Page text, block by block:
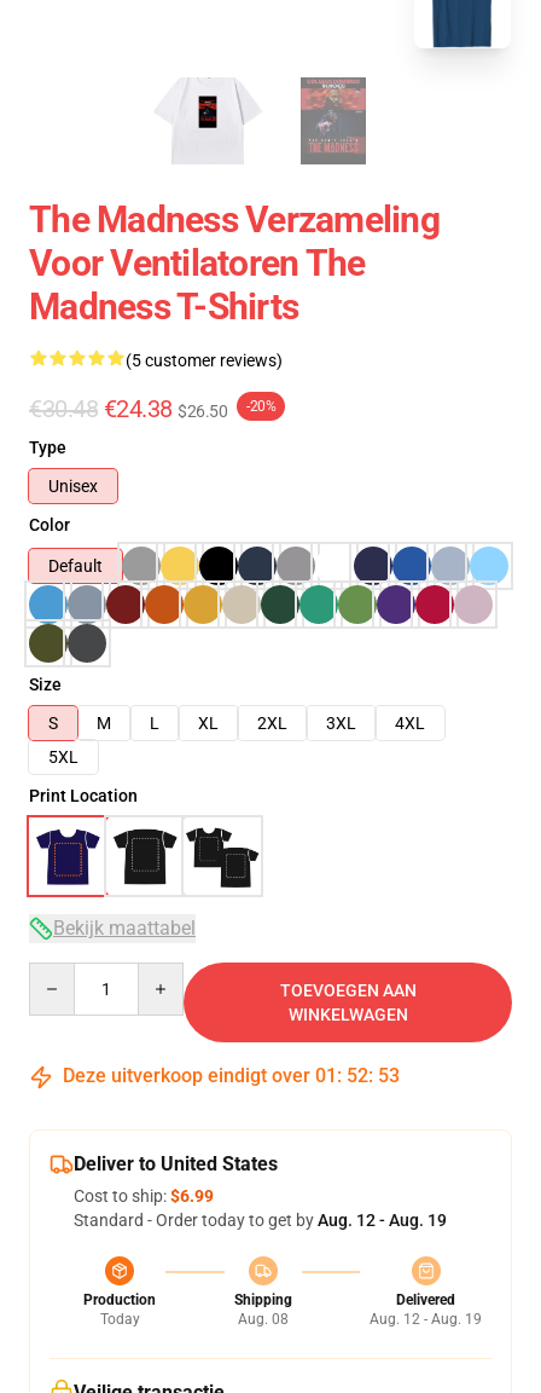
The Madness Verzameling
Voor Ventilatoren The
Madness T-Shirts
(5 customer reviews)
€30.48 €24.38 $26.50 -20%
Type
Unisex
Color
Default
Size
S
M L XL 2XL 3XL
4XL
5XL
Print Location
Bekijk maattabel
TOEVOEGEN AAN
WINKELWAGEN
Deze uitverkoop eindigt over 01 : 52: 53
Deliver to United States
Cost to ship:$6.99
Standard - Order today to get byAug. 12 - Aug. 19
Production
Today
Shipping
Aug. 08
Delivered
Aug. 12 - Aug. 19